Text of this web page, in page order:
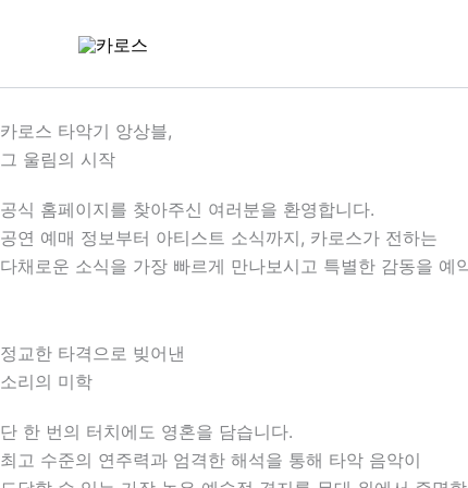
건
너
기
카로스 타악기 앙상블,
그 울림의 시작
공식 홈페이지를 찾아주신 여러분을 환영합니다.
공연 예매 정보부터 아티스트 소식까지, 카로스가 전하는
다채로운 소식을 가장 빠르게 만나보시고 특별한 감동을 예
정교한 타격으로 빚어낸
소리의 미학
단 한 번의 터치에도 영혼을 담습니다.
최고 수준의 연주력과 엄격한 해석을 통해 타악 음악이